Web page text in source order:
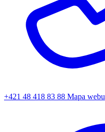
+421 48 418 83 88 Mapa webu